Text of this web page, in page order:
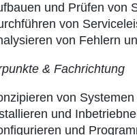
und Prüfen von
von
von Fehlern
& Fachrichtung
von Systemen
und
und